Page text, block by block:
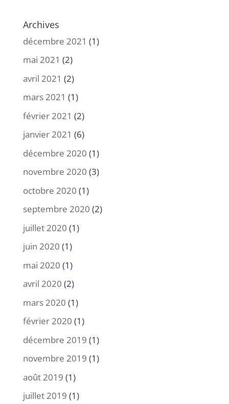
Archives
décembre 2021 (1)
mai 2021 (2)
avril 2021 (2)
mars 2021 (1)
février 2021 (2)
janvier 2021 (6)
décembre 2020 (1)
novembre 2020 (3)
octobre 2020 (1)
septembre 2020 (2)
juillet 2020 (1)
juin 2020 (1)
mai 2020 (1)
avril 2020 (2)
mars 2020 (1)
février 2020 (1)
décembre 2019 (1)
novembre 2019 (1)
août 2019 (1)
juillet 2019 (1)